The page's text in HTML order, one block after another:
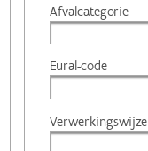
Afvalcategorie
Eural-code
Verwerkingswijze